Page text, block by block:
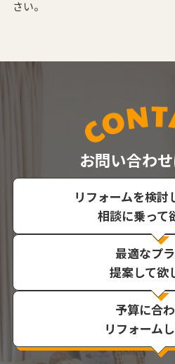
さい。
お問い合わ
リフォームを検討
相談に乗って
最適なプ
提案して欲
予算に合
リフォーム